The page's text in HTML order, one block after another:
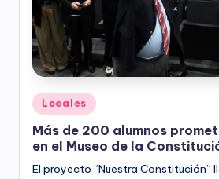
Posted
in
Locales
Más de 200 alumnos
en el Museo de la
El proyecto ”Nuestra Constitución”